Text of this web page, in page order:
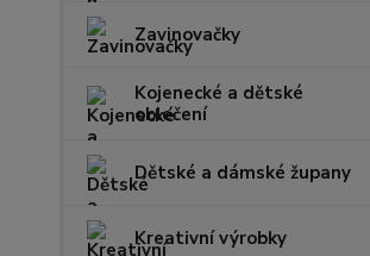
Zavinovačky
Kojenecké a dětské
oblečení
Dětské a dámské župany
Kreativní výrobky